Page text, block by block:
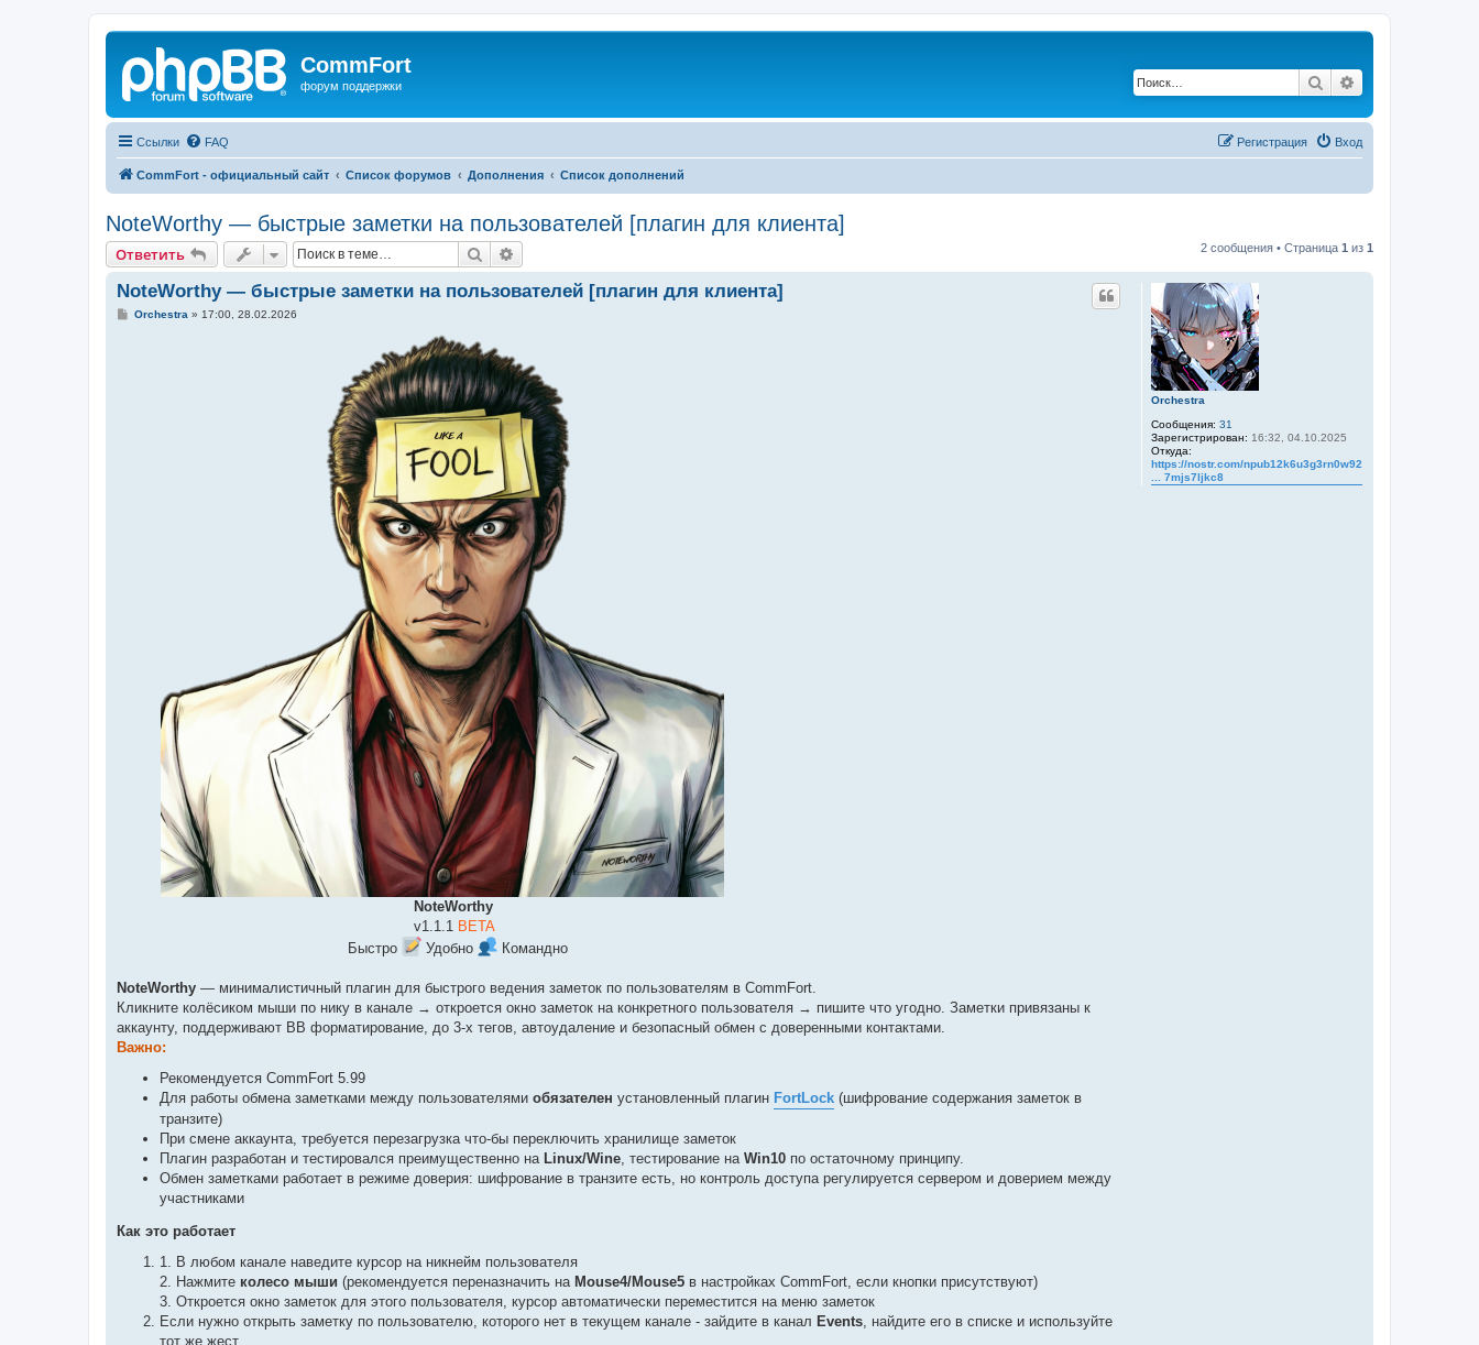
CommFort
форум поддержки Поиск
Ссылки FAQ Вход
Регистрация
CommFort - официальный сайт Список форумов Дополнения Список дополнений
NoteWorthy — быстрые заметки на пользователей [плагин для клиента]
Ответить Поиск 2 сообщения • Страница 1 из 1
Orchestra
Сообщения: 31
Зарегистрирован: 16:32, 04.10.2025
Откуда:
https://nostr.com/npub12k6u3g3rn0w92wx4
... 7mjs7ljkc8
NoteWorthy — быстрые заметки на пользователей [плагин для клиента]
СOrchestra » 17:00, 28.02.2026
NoteWorthy
⠀⠀⠀⠀⠀⠀⠀⠀⠀⠀⠀⠀⠀⠀⠀⠀⠀⠀⠀⠀⠀⠀⠀⠀⠀⠀⠀v1.1.1 BETA
⠀⠀⠀⠀⠀⠀⠀⠀⠀⠀⠀⠀⠀⠀⠀⠀⠀⠀⠀⠀⠀Быстро
Удобно Командно
NoteWorthy — минималистичный плагин для быстрого ведения заметок по пользователям в CommFort.
Кликните колёсиком мыши по нику в канале → откроется окно заметок на конкретного пользователя → пишите что угодно. Заметки привязаны к
аккаунту, поддерживают BB форматирование, до 3-х тегов, автоудаление и безопасный обмен с доверенными контактами.
Важно:
Рекомендуется CommFort 5.99
Для работы обмена заметками между пользователями обязателен установленный плагин FortLock (шифрование содержания заметок в
транзите)
При смене аккаунта, требуется перезагрузка что-бы переключить хранилище заметок
Плагин разработан и тестировался преимущественно на Linux/Wine , тестирование на Win10 по остаточному принципу.
Обмен заметками работает в режиме доверия: шифрование в транзите есть, но контроль доступа регулируется сервером и доверием между
участниками
Как это работает
1. В любом канале наведите курсор на никнейм пользователя
2. Нажмите колесо мыши (рекомендуется переназначить на Mouse4/Mouse5 в настройках CommFort, если кнопки присутствуют)
3. Откроется окно заметок для этого пользователя, курсор автоматически переместится на меню заметок
Если нужно открыть заметку по пользователю, которого нет в текущем канале - зайдите в канал Events, найдите его в списке и используйте
тот же жест